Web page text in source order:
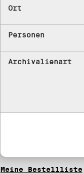
Ort
Personen
Archivalienart
Meine Bestellliste